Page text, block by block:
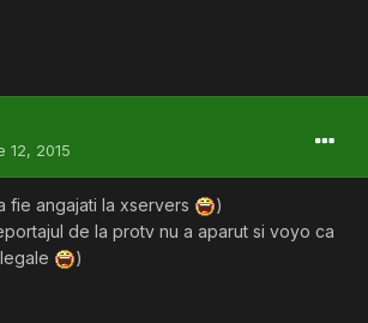
12, 2015
fie angajati la xservers
)
de la protv nu a aparut si voyo ca
)